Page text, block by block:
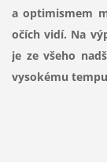
a optimismem
očích vidí. Na
je ze všeho
vysokému